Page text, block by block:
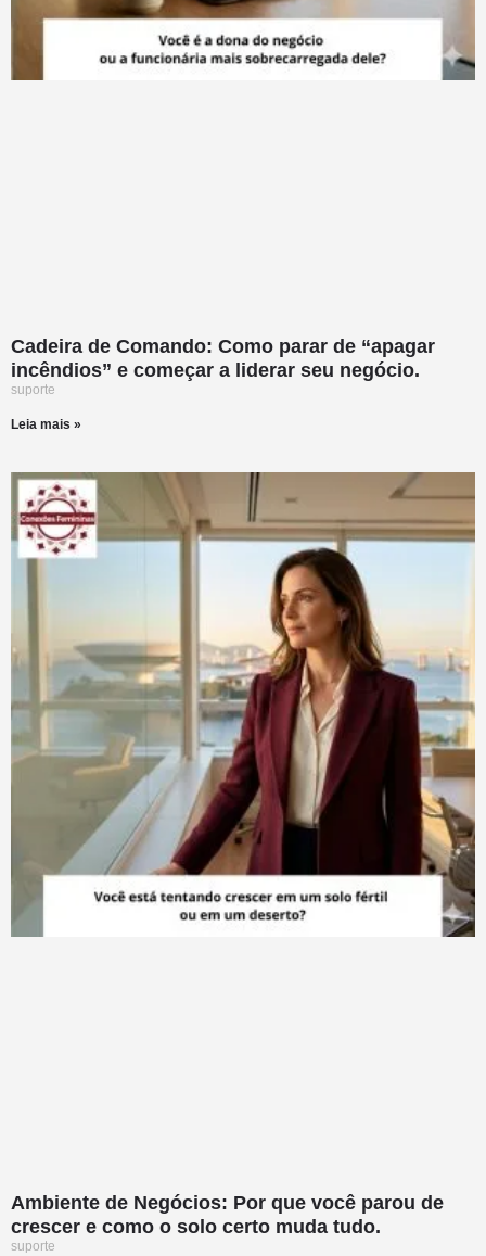
Cadeira de Comando: Como parar de “apagar
incêndios” e começar a liderar seu negócio.
suporte
Leia mais »
Ambiente de Negócios: Por que você parou de
crescer e como o solo certo muda tudo.
suporte